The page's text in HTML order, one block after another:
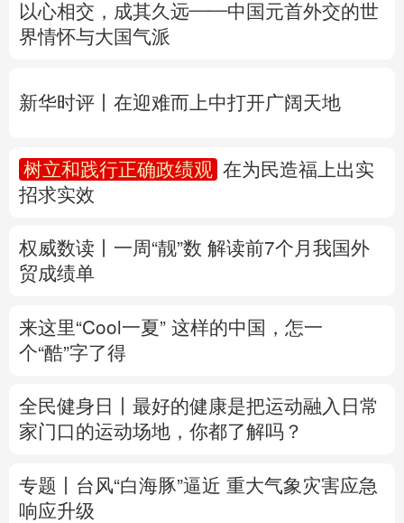
陕西 甘肃
English
Русский язык 日本語 한국어
以心相交，成其久远——中国元首外交的世
界情怀与大国气派
新华时评丨在迎难而上中打开广阔天地
树立和践行正确政绩观
在为民造福上出实
招求实效
权威数读丨一周“靓”数 解读前7个月我国外
贸成绩单
来这里“Cool一夏” 这样的中国，怎一
个“酷”字了得
全民健身日丨 最好的健康是把运动融入日常
家门口的运动场地，你都了解吗？
专题丨 台风“白海豚”逼近 重大气象灾害应急
响应升级